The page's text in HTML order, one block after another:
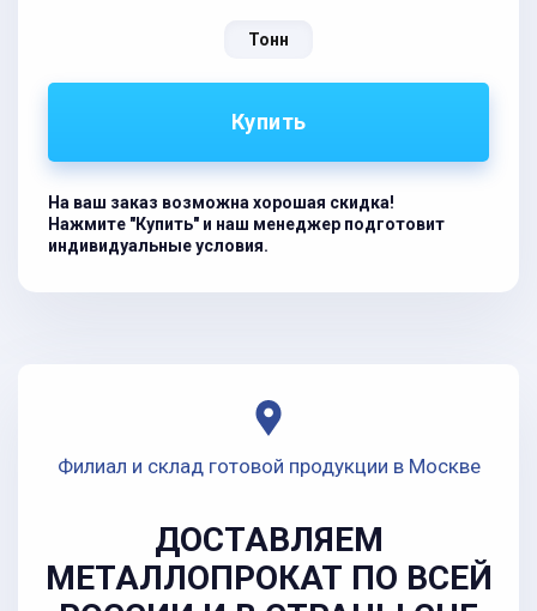
Тонн
Купить
На ваш заказ возможна хорошая скидка!
Нажмите "Купить" и наш менеджер подготовит
индивидуальные условия.
Филиал и склад готовой продукции в Москве
ДОСТАВЛЯЕМ
МЕТАЛЛОПРОКАТ ПО ВСЕЙ